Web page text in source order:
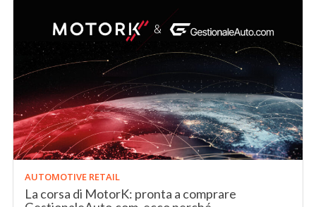
AUTOMOTIVE RETAIL
La corsa di MotorK: pronta a comprare